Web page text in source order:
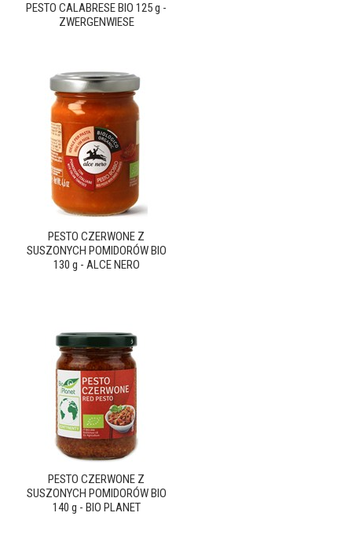
PESTO CALABRESE BIO 125 g -
ZWERGENWIESE
PESTO CZERWONE Z
SUSZONYCH POMIDORÓW BIO
130 g - ALCE NERO
PESTO CZERWONE Z
SUSZONYCH POMIDORÓW BIO
140 g - BIO PLANET